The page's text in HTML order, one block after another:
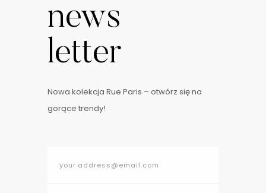
news
letter
Nowa kolekcja Rue Paris – otwórz się na
gorące trendy!